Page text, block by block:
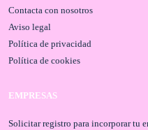
Contacta con nosotros
Aviso legal
Política de privacidad
Política de cookies
EMPRESAS
Solicitar registro para incorporar tu